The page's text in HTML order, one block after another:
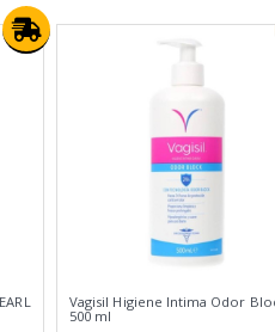
Vagisil Higiene Intima Odor
500 ml